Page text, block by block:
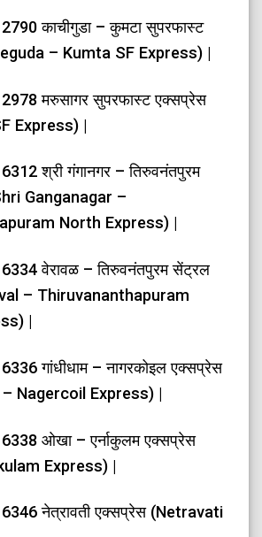
काचीगुडा – कुमटा सुपरफास्ट
– Kumta SF Express) |
मरुसागर सुपरफास्ट एक्सप्रेस
Express) |
श्री गंगानगर – तिरुवनंतपुरम
Ganganagar –
North Express) |
वेरावळ – तिरुवनंतपुरम सेंट्रल
– Thiruvananthapuram
|
गांधीधाम – नागरकोइल एक्सप्रेस
Nagercoil Express) |
ओखा – एर्नाकुलम एक्सप्रेस
Express) |
नेत्रावती एक्सप्रेस (Netravati